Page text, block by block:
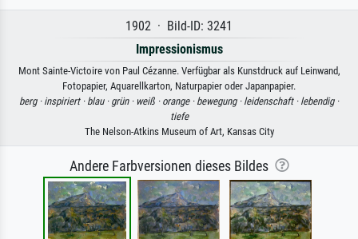
1902 · Bild-ID: 3241
Impressionismus
Mont Sainte-Victoire von Paul Cézanne. Verfügbar als Kunstdruck auf Leinwand,
Fotopapier, Aquarellkarton, Naturpapier oder Japanpapier.
berg · inspiriert · blau · grün · weiß · orange · bewegung · leidenschaft · lebendig ·
tiefe
The Nelson-Atkins Museum of Art, Kansas City
Andere Farbversionen dieses Bildes